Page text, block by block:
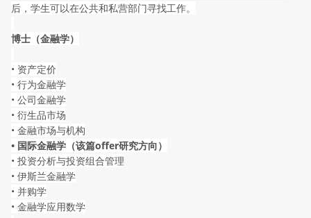
后，学生可以在公共和私营部门寻找工作。
博士（金融学）
• 资产定价
• 行为金融学
• 公司金融学
• 衍生品市场
• 金融市场与机构
• 国际金融学（该篇offer研究方向）
• 投资分析与投资组合管理
• 伊斯兰金融学
• 并购学
• 金融学应用数学